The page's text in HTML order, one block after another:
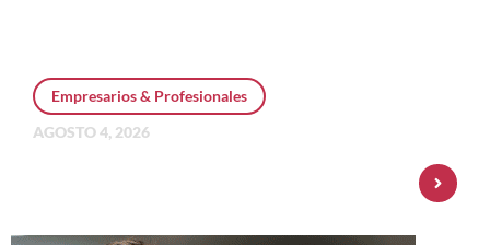
Empresarios & Profesionales
AGOSTO 4, 2026